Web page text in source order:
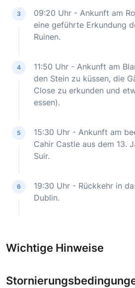
3
09:20 Uhr - Ankunft am
eine geführte Erkundung
Ruinen.
4
11:50 Uhr - Ankunft am
den Stein zu küssen, die
Close zu erkunden und
essen).
5
15:30 Uhr - Ankunft am
Cahir Castle aus dem 13.
Suir.
6
19:30 Uhr - Rückkehr in
Dublin.
Wichtige Hinweise